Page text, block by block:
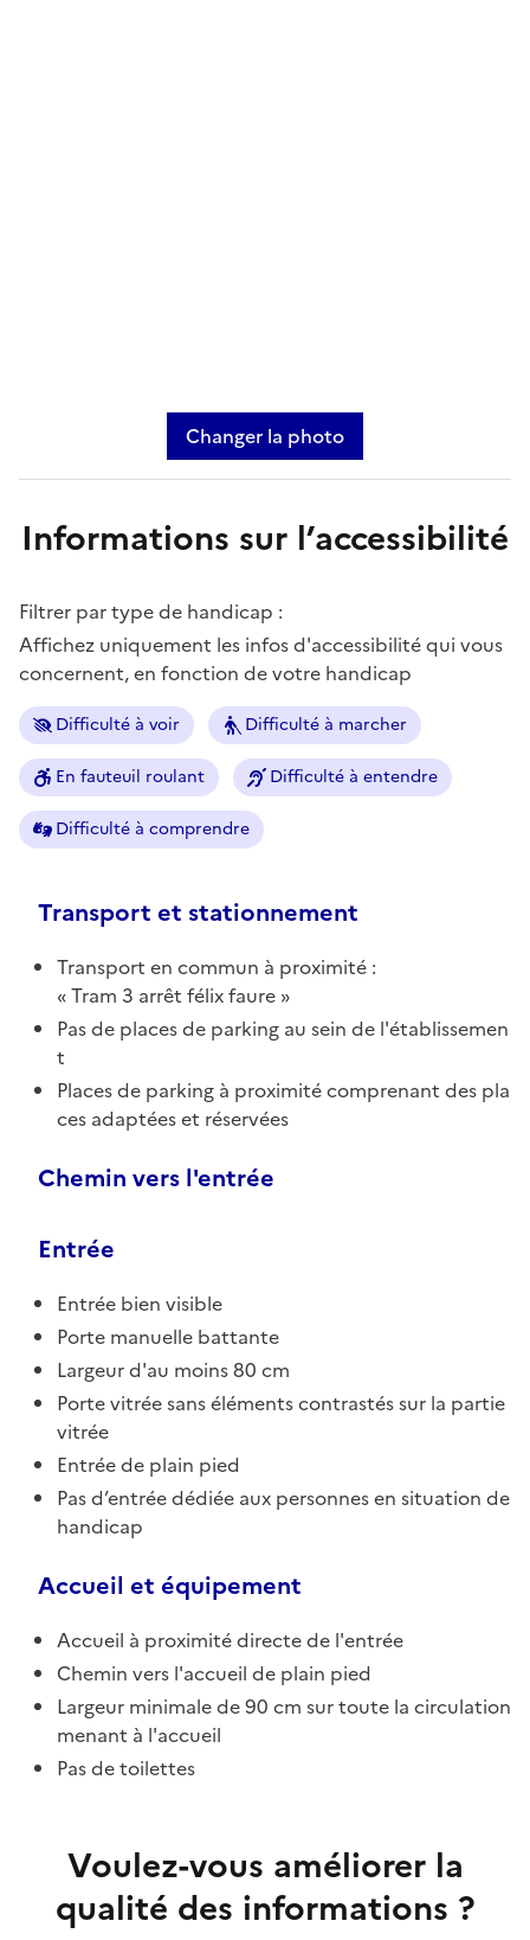
Changer la photo
Informations sur l’accessibilité
Filtrer par type de handicap :
Affichez uniquement les infos d'accessibilité qui vous
concernent, en fonction de votre handicap
Difficulté à voir Difficulté à marcher
En fauteuil roulant Difficulté à entendre
Difficulté à comprendre
Transport et stationnement
Transport en commun à proximité :
Tram 3 arrêt félix faure
Pas de places de parking au sein de l'établissemen
t
Places de parking à proximité comprenant des pla
ces adaptées et réservées
Chemin vers l'entrée
Entrée
Entrée bien visible
Porte manuelle battante
Largeur d'au moins 80 cm
Porte vitrée sans éléments contrastés sur la partie
vitrée
Entrée de plain pied
Pas d’entrée dédiée aux personnes en situation de
handicap
Accueil et équipement
Accueil à proximité directe de l'entrée
Chemin vers l'accueil de plain pied
Largeur minimale de 90 cm sur toute la circulation
menant à l'accueil
Pas de toilettes
Voulez-vous améliorer la
qualité des informations ?